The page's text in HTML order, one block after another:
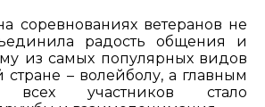
соревнованиях ветеранов не
радость общения и
из самых популярных видов
– волейболу, а главным
всех участников стало